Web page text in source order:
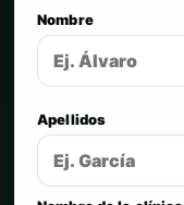
Nombre
Apellidos